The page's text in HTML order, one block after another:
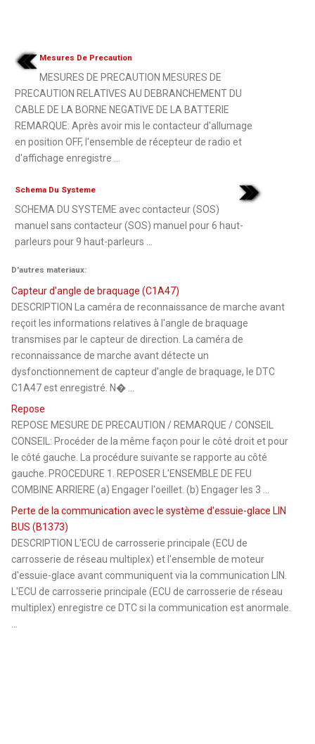
Mesures De Precaution
MESURES DE PRECAUTION MESURES DE
PRECAUTION RELATIVES AU DEBRANCHEMENT DU
CABLE DE LA BORNE NEGATIVE DE LA BATTERIE
REMARQUE: Après avoir mis le contacteur d'allumage
en position OFF, l'ensemble de récepteur de radio et
d'affichage enregistre ...
Schema Du Systeme
SCHEMA DU SYSTEME avec contacteur (SOS)
manuel sans contacteur (SOS) manuel pour 6 haut-
parleurs pour 9 haut-parleurs ...
D'autres materiaux:
Capteur d'angle de braquage (C1A47)
DESCRIPTION La caméra de reconnaissance de marche avant
reçoit les informations relatives à l'angle de braquage
transmises par le capteur de direction. La caméra de
reconnaissance de marche avant détecte un
dysfonctionnement de capteur d'angle de braquage, le DTC
C1A47 est enregistré. N� ...
Repose
REPOSE MESURE DE PRECAUTION / REMARQUE / CONSEIL
CONSEIL: Procéder de la même façon pour le côté droit et pour
le côté gauche. La procédure suivante se rapporte au côté
gauche. PROCEDURE 1. REPOSER L'ENSEMBLE DE FEU
COMBINE ARRIERE (a) Engager l'oeillet. (b) Engager les 3 ...
Perte de la communication avec le système d'essuie-glace LIN
BUS (B1373)
DESCRIPTION L'ECU de carrosserie principale (ECU de
carrosserie de réseau multiplex) et l'ensemble de moteur
d'essuie-glace avant communiquent via la communication LIN.
L'ECU de carrosserie principale (ECU de carrosserie de réseau
multiplex) enregistre ce DTC si la communication est anormale.